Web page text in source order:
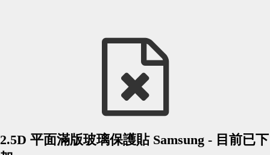
2.5D 平面滿版玻璃保護貼 Samsung - 目前已下